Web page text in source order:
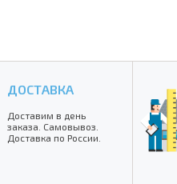
ДОСТАВКА
Доставим в день
заказа. Самовывоз.
Доставка по России.